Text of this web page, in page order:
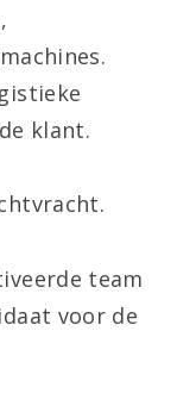
klant.
team
voor de